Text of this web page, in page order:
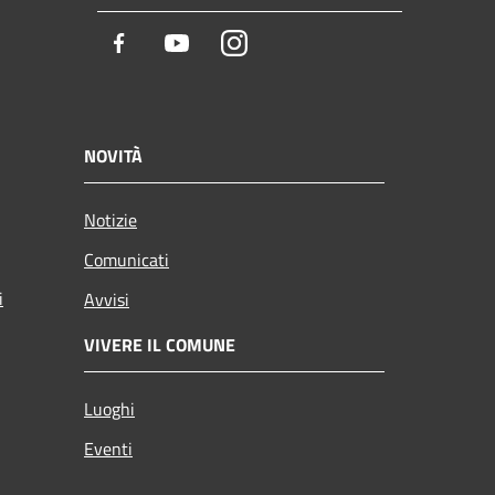
Facebook YoutubeInstagram
NOVITÀ
Notizie
Comunicati
Avvisi
VIVERE IL COMUNE
Luoghi
Eventi